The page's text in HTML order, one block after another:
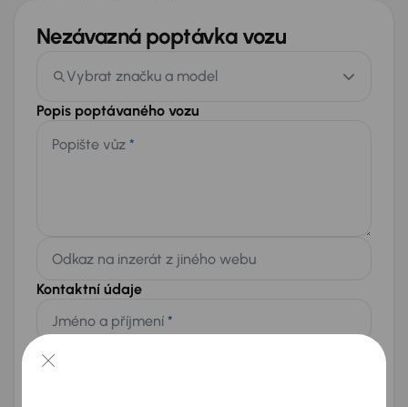
Nezávazná poptávka vozu
Vybrat značku a model
Popis poptávaného vozu
Popište vůz *
Odkaz na inzerát z jiného webu
Kontaktní údaje
Jméno a příjmení *